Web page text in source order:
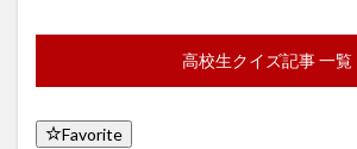
高校生クイズ記事 一覧
Favorite